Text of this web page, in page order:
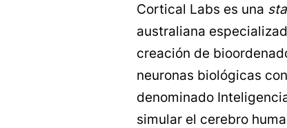
Cortical Labs es una
australiana
creación de
neuronas biológicas
denominado
simular el cerebro